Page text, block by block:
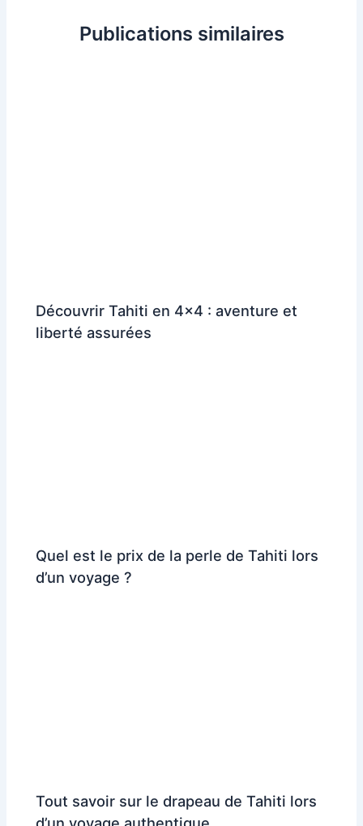
Publications similaires
Découvrir Tahiti en 4×4 : aventure et
liberté assurées
Quel est le prix de la perle de Tahiti lors
d’un voyage ?
Tout savoir sur le drapeau de Tahiti lors